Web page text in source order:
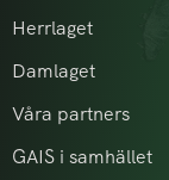
Herrlaget
Damlaget
Våra partners
GAIS i samhället